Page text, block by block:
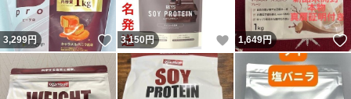
3,299円 いいね！
3,150円 いいね！
1,649円